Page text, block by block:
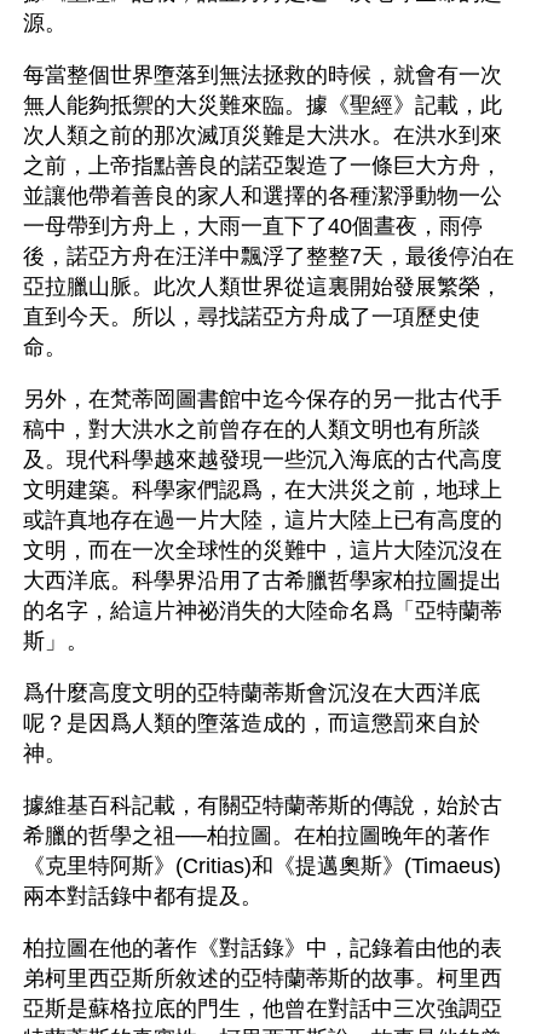
源。
每當整個世界墮落到無法拯救的時候，就會有一次
無人能夠抵禦的大災難來臨。據《聖經》記載，此
次人類之前的那次滅頂災難是大洪水。在洪水到來
之前，上帝指點善良的諾亞製造了一條巨大方舟，
並讓他帶着善良的家人和選擇的各種潔淨動物一公
一母帶到方舟上，大雨一直下了40個晝夜，雨停
後，諾亞方舟在汪洋中飄浮了整整7天，最後停泊在
亞拉臘山脈。此次人類世界從這裏開始發展繁榮，
直到今天。所以，尋找諾亞方舟成了一項歷史使
命。
另外，在梵蒂岡圖書館中迄今保存的另一批古代手
稿中，對大洪水之前曾存在的人類文明也有所談
及。現代科學越來越發現一些沉入海底的古代高度
文明建築。科學家們認爲，在大洪災之前，地球上
或許真地存在過一片大陸，這片大陸上已有高度的
文明，而在一次全球性的災難中，這片大陸沉沒在
大西洋底。科學界沿用了古希臘哲學家柏拉圖提出
的名字，給這片神祕消失的大陸命名爲「亞特蘭蒂
斯」。
爲什麼高度文明的亞特蘭蒂斯會沉沒在大西洋底
呢？是因爲人類的墮落造成的，而這懲罰來自於
神。
據維基百科記載，有關亞特蘭蒂斯的傳說，始於古
希臘的哲學之祖──柏拉圖。在柏拉圖晚年的著作
《克里特阿斯》(Critias)和《提邁奧斯》(Timaeus)
兩本對話錄中都有提及。
柏拉圖在他的著作《對話錄》中，記錄着由他的表
弟柯里西亞斯所敘述的亞特蘭蒂斯的故事。柯里西
亞斯是蘇格拉底的門生，他曾在對話中三次強調亞